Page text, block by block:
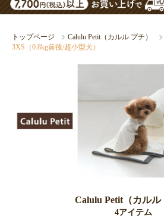
トップページ
Calulu Petit（カルル プチ）
3XS（0.8kg前後/超小型犬）
Calulu Petit（カルル
4アイテム